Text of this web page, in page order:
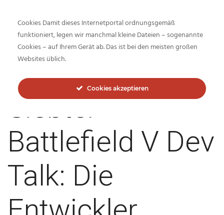
Inside-Network.net
Siebter
Battlefield V Dev
Talk: Die
Cookies Damit dieses Internetportal ordnungsgemäß
funktioniert, legen wir manchmal kleine Dateien – sogenannte
Cookies – auf Ihrem Gerät ab. Das ist bei den meisten großen
Websites üblich.
Cookies akzeptieren